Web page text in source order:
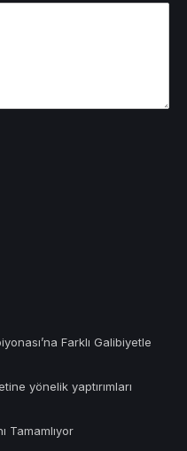
Farklı Galibiyetle
yönelik yaptırımları
Tamamlıyor